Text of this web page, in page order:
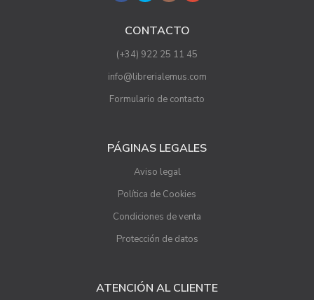
CONTACTO
(+34) 922 25 11 45
info@librerialemus.com
Formulario de contacto
PÁGINAS LEGALES
Aviso legal
Política de Cookies
Condiciones de venta
Protección de datos
ATENCIÓN AL CLIENTE